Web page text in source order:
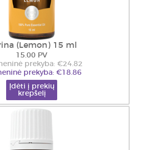
(Lemon) 15 ml
15.00 PV
prekyba: €24.82
prekyba: €18.86
Įdėti į prekių
krepšelį